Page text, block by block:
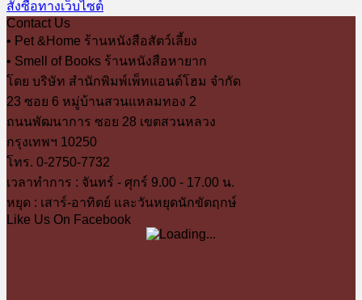
was:
160.00 ฿.
สั่งซื้อทางเว็บไซต์
Contact Us
• Pet &Home ร้านหนังสือสัตว์เลี้ยง
• Smell of Books ร้านหนังสือหายาก
โดย บริษัท สำนักพิมพ์เพ็ทแอนด์โฮม จำกัด
23 ซอย 6 หมู่บ้านสวนแหลมทอง 2
ถนนพัฒนาการ ซอย 28 เขตสวนหลวง
กรุงเทพฯ 10250
โทร. 0-2750-7732
เวลาทำการ : จันทร์ - ศุกร์ 9.00 - 17.00 น.
หยุด : เสาร์-อาทิตย์ และวันหยุดนักขัตฤกษ์
Like Us On Facebook